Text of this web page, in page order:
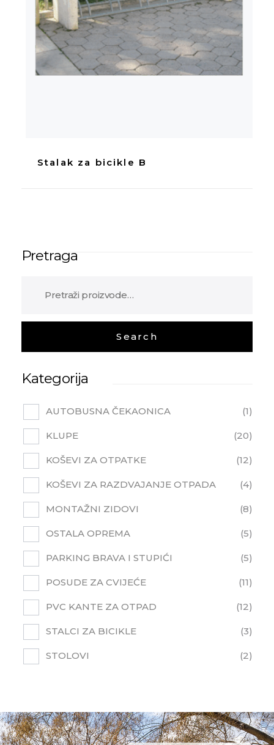
Stalak za bicikle B
Pretraga
Kategorija
AUTOBUSNA ČEKAONICA 1
KLUPE 20
KOŠEVI ZA OTPATKE 12
KOŠEVI ZA RAZDVAJANJE OTPADA 4
MONTAŽNI ZIDOVI 8
OSTALA OPREMA 5
PARKING BRAVA I STUPIĆI 5
POSUDE ZA CVIJEĆE 11
PVC KANTE ZA OTPAD 12
STALCI ZA BICIKLE 3
STOLOVI 2